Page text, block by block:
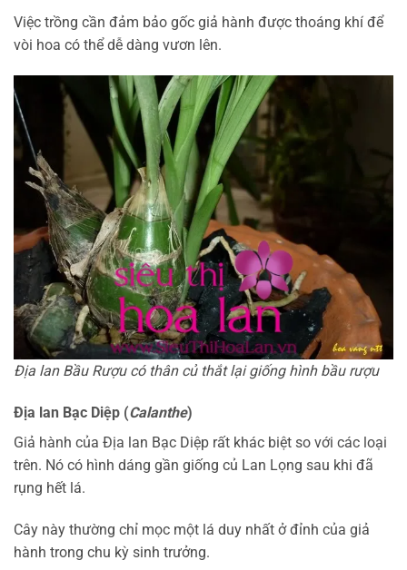
Việc trồng cần đảm bảo gốc giả hành được thoáng khí để
vòi hoa có thể dễ dàng vươn lên.
Địa lan Bầu Rượu có thân củ thắt lại giống hình bầu rượu
Địa lan Bạc Diệp (Calanthe)
Giả hành của Địa lan Bạc Diệp rất khác biệt so với các loại
trên. Nó có hình dáng gần giống củ Lan Lọng sau khi đã
rụng hết lá.
Cây này thường chỉ mọc một lá duy nhất ở đỉnh của giả
hành trong chu kỳ sinh trưởng.